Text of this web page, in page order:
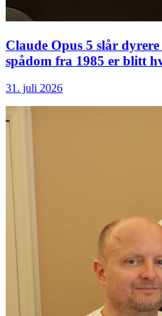
Claude Opus 5 slår
spådom fra 1985 er blitt
31. juli 2026